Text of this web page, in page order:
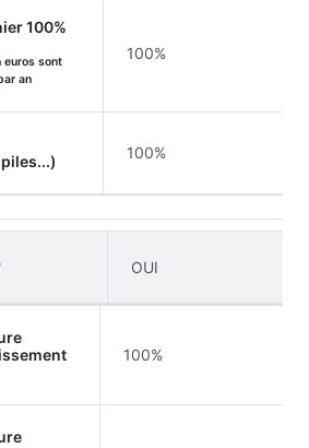
100%
euros sont
an
100%
100%
OUI
100%